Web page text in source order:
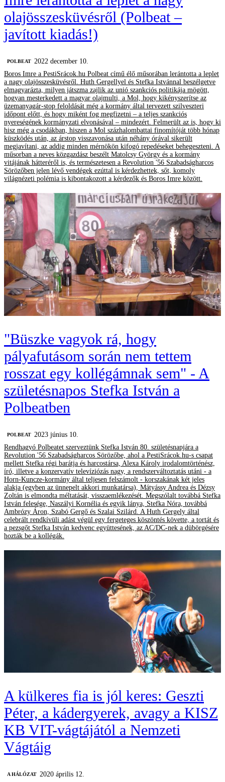
olajösszesküvésről (Polbeat –
javított kiadás!)
‎POLBEAT 2022 december 10.
Boros Imre a PestiSrácok.hu Polbeat című élő műsorában lerántotta a leplet
a nagy olajösszesküvésről. Huth Gergellyel és Stefka Istvánnal beszélgetve
elmagyarázta, milyen játszma zajlik az unió szankciós politikája mögött,
hogyan mesterkedett a magyar olajmulti, a Mol, hogy kikényszerítse az
üzemanyagár-stop feloldását még a kormány által tervezett szilveszteri
időpont előtt, és hogy miként fog megfizetni – a teljes szankciós
nyereségének kormányzati elvonásával – mindezért. Felmerült az is, hogy ki
hisz még a csodákban, hiszen a Mol százhalombattai finomítóját több hónap
küszködés után, az árstop visszavonása után néhány órával sikerült
megjavítani, az addig minden mérnökön kifogó repedéseket behegeszteni. A
műsorban a neves közgazdász beszélt Matolcsy György és a kormány
vitájának hátteréről is, és természetesen a Revolution '56 Szabadságharcos
Sörözőben jelen lévő vendégek ezúttal is kérdezhettek, sőt, komoly
világnézeti polémia is kibontakozott a kérdezők és Boros Imre között.
"Büszke vagyok rá, hogy
pályafutásom során nem tettem
rosszat egy kollégámnak sem" - A
születésnapos Stefka István a
Polbeatben
‎POLBEAT
2023 június 10.
Rendhagyó Polbeatet szerveztünk Stefka István 80. születésnapjára a
Revolution '56 Szabadságharcos Sörözőbe, ahol a PestiSrácok.hu-s csapat
mellett Stefka régi barátja és harcostársa, Alexa Károly irodalomtörténész,
író, illetve a konzervatív televíziózás nagy, a rendszerváltoztatás utáni - a
Horn-Kuncze-kormány által teljesen felszámolt - korszakának két jeles
alakja (egyben az ünnepelt akkori munkatársa), Mátyássy Andrea és Dézsy
Zoltán is elmondta méltatását, visszaemlékezését. Megszólalt továbbá Stefka
István felesége, Naszályi Kornélia és egyik lánya, Stefka Nóra, továbbá
Ambrózy Áron, Szabó Gergő és Szalai Szilárd. A Huth Gergely által
celebrált rendkívüli adást végül egy fergeteges köszöntés követte, a tortát és
a pezsgőt Stefka István kedvenc együttesének, az AC/DC-nek a dübörgésére
hozták be a kollégák.
A külkeres fia is jól keres: Geszti
Péter, a kádergyerek, avagy a KISZ
KB VIT-vágtájától a Nemzeti
Vágtáig
A HÁLÓZAT
2020 április 12.